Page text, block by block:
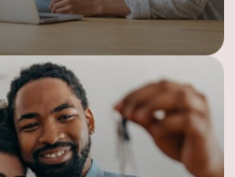
Tire suas dúvidas!